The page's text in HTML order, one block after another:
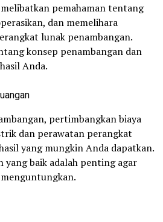
pemahaman tentang
dan memelihara
lunak penambangan.
konsep penambangan dan
Anda.
pertimbangkan biaya
dan perawatan perangkat
yang mungkin Anda dapatkan.
yang baik adalah penting agar